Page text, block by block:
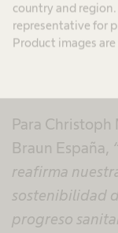
country and
representative for
Product images are
millón de litros
consumo
Para Christoph
Braun España,
reafirma
sostenibilidad
progreso